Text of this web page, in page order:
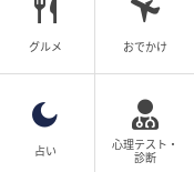
グルメ おでかけ
占い
心理テスト・
診断